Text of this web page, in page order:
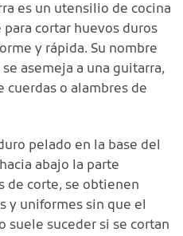
es un utensilio de cocina
cortar huevos duros
y rápida. Su nombre
asemeja a una guitarra,
cuerdas o alambres de
pelado en la base del
abajo la parte
de corte, se obtienen
y uniformes sin que el
suele suceder si se cortan